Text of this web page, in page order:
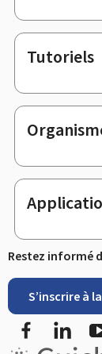
Tutoriels
Restez informé
S’inscrire à
Facebook